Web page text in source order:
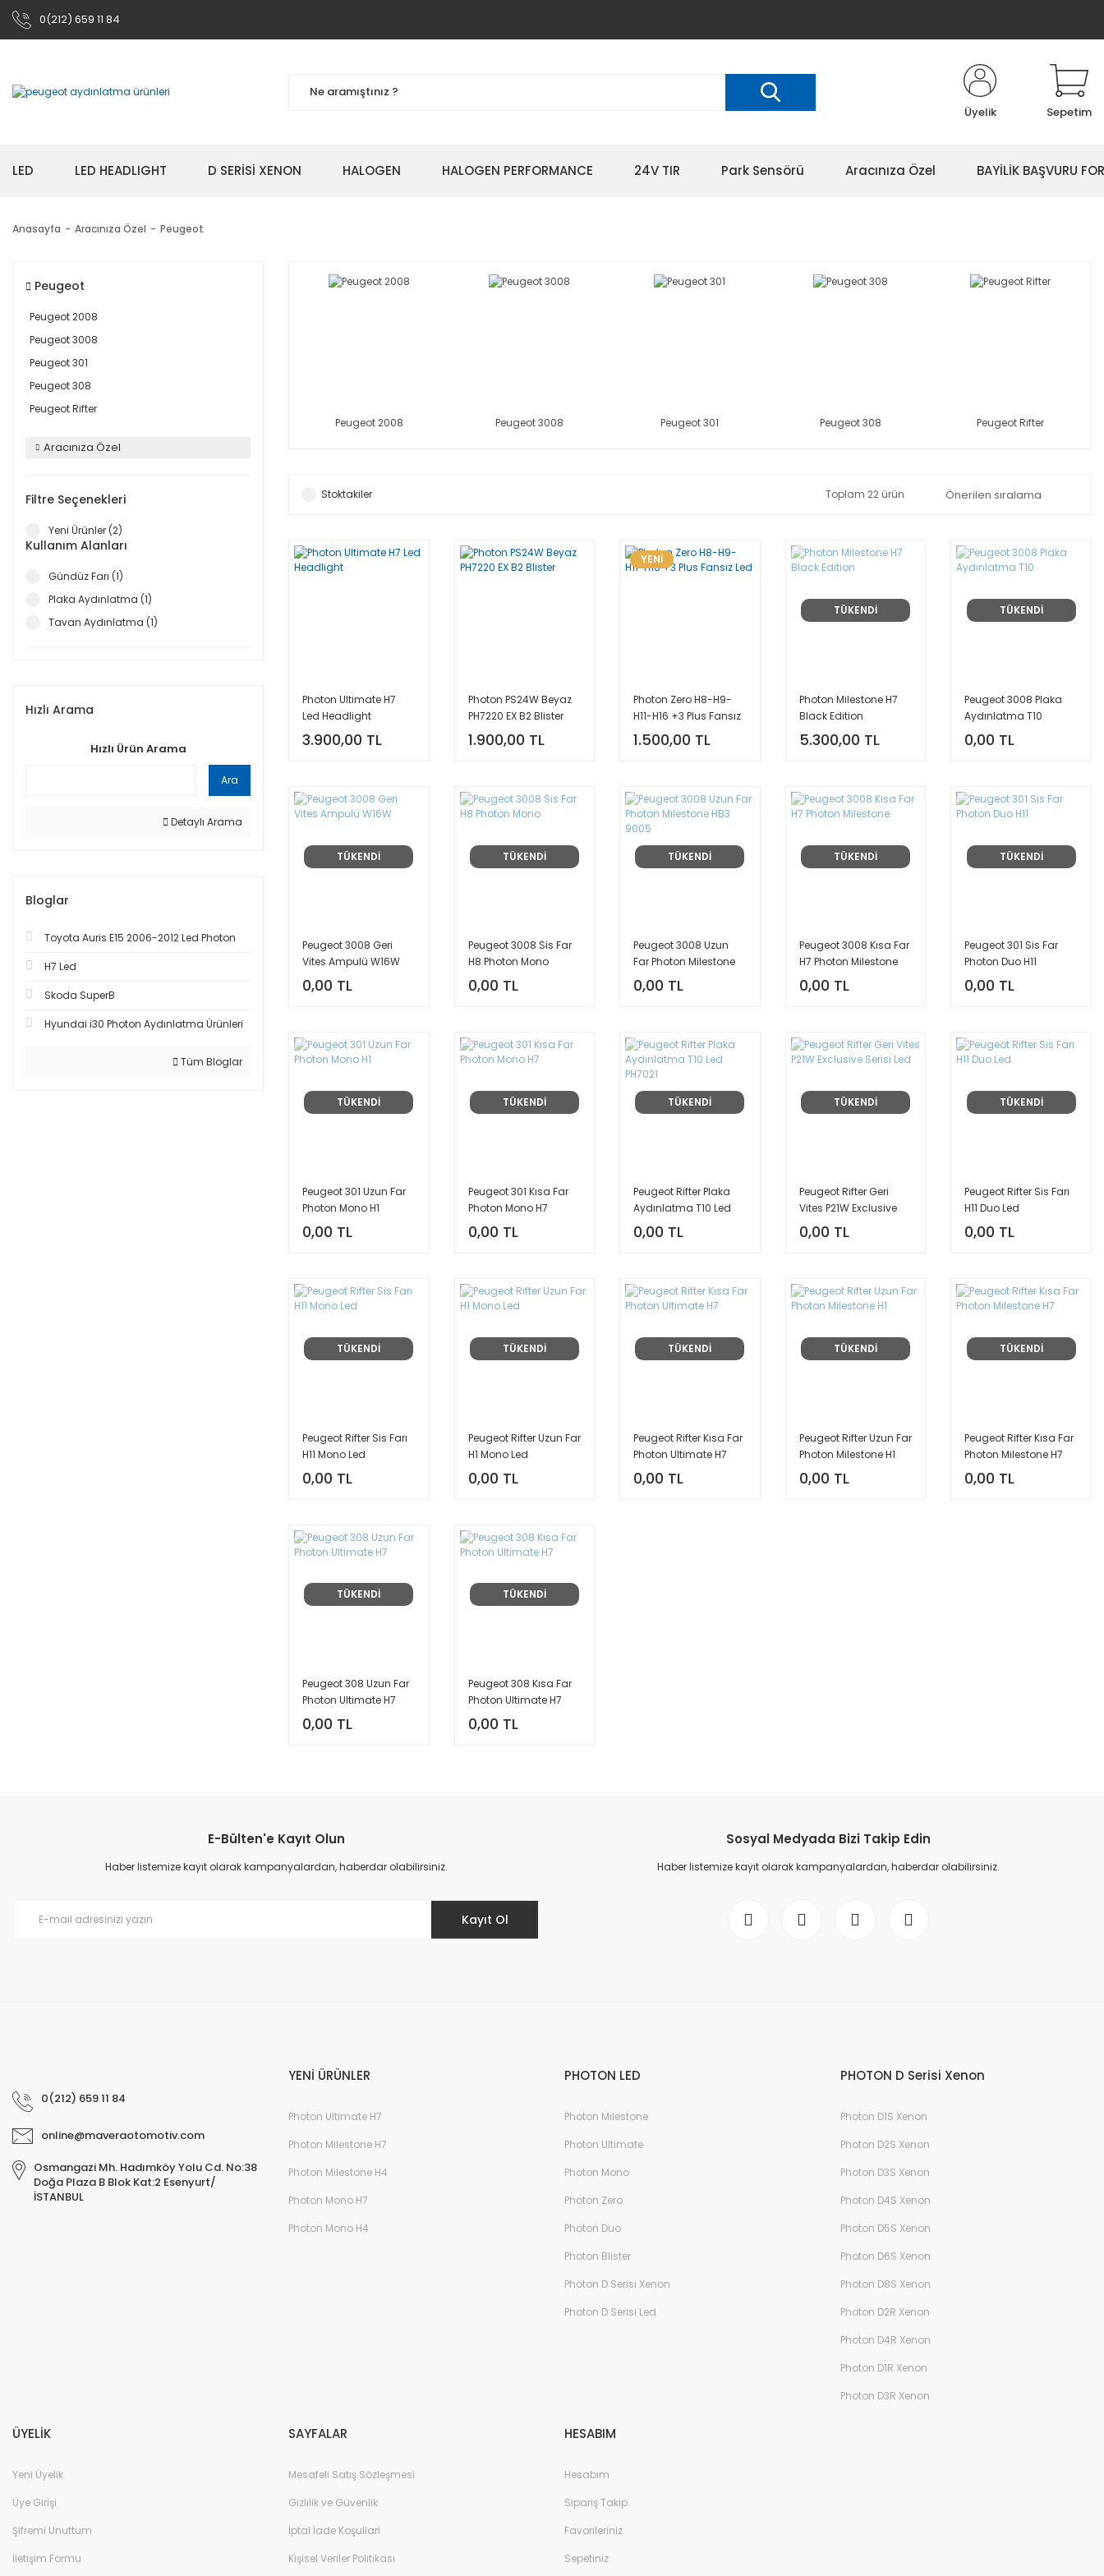
0(212) 659 11 84
Üyelik Sepetim
LED LED HEADLIGHT D SERİSİ XENON HALOGEN HALOGEN PERFORMANCE 24V TIR Park Sensörü Aracınıza Özel BAYİLİK BAŞVURU
Anasayfa Aracınıza Özel Peugeot
Peugeot
Peugeot 2008
Peugeot 3008
Peugeot 301
Peugeot 308
Peugeot Rifter
Aracınıza Özel
Filtre Seçenekleri
Yeni Ürünler (2)
Kullanım Alanları
Gündüz Farı (1)
Plaka Aydınlatma (1)
Tavan Aydınlatma (1)
Hızlı Arama
Hızlı Ürün Arama
Ara
Detaylı Arama
Bloglar
Toyota Auris E15 2006-2012 Led Photon
H7 Led
Skoda SuperB
Hyundai i30 Photon Aydınlatma Ürünleri
Tüm Bloglar
Peugeot 2008 Peugeot 3008 Peugeot 301 Peugeot 308 Peugeot Rifter
Stoktakiler Toplam 22 ürün
Photon Ultimate H7
Led Headlight
3.900,00 TL
Photon PS24W Beyaz
PH7220 EX B2 Blister
1.900,00 TL
YENİ
Photon Zero H8-H9-
H11-H16 +3 Plus Fansız
Led
1.500,00 TL
TÜKENDİ
Photon Milestone H7
Black Edition
5.300,00 TL
TÜKENDİ
Peugeot 3008 Plaka
Aydınlatma T10
0,00 TL
TÜKENDİ
Peugeot 3008 Geri
Vites Ampulü W16W
0,00 TL
TÜKENDİ
Peugeot 3008 Sis Far
H8 Photon Mono
0,00 TL
TÜKENDİ
Peugeot 3008 Uzun
Far Photon Milestone
HB3 9005
0,00 TL
TÜKENDİ
Peugeot 3008 Kısa Far
H7 Photon Milestone
0,00 TL
TÜKENDİ
Peugeot 301 Sis Far
Photon Duo H11
0,00 TL
TÜKENDİ
Peugeot 301 Uzun Far
Photon Mono H1
0,00 TL
TÜKENDİ
Peugeot 301 Kısa Far
Photon Mono H7
0,00 TL
TÜKENDİ
Peugeot Rifter Plaka
Aydınlatma T10 Led
PH7021
0,00 TL
TÜKENDİ
Peugeot Rifter Geri
Vites P21W Exclusive
Serisi Led
0,00 TL
TÜKENDİ
Peugeot Rifter Sis Farı
H11 Duo Led
0,00 TL
TÜKENDİ
Peugeot Rifter Sis Farı
H11 Mono Led
0,00 TL
TÜKENDİ
Peugeot Rifter Uzun Far
H1 Mono Led
0,00 TL
TÜKENDİ
Peugeot Rifter Kısa Far
Photon Ultimate H7
0,00 TL
TÜKENDİ
Peugeot Rifter Uzun Far
Photon Milestone H1
0,00 TL
TÜKENDİ
Peugeot Rifter Kısa Far
Photon Milestone H7
0,00 TL
TÜKENDİ
Peugeot 308 Uzun Far
Photon Ultimate H7
0,00 TL
TÜKENDİ
Peugeot 308 Kısa Far
Photon Ultimate H7
0,00 TL
E-Bülten'e Kayıt Olun
Haber listemize kayıt olarak kampanyalardan, haberdar olabilirsiniz.
Kayıt Ol
Sosyal Medyada Bizi Takip Edin
Haber listemize kayıt olarak kampanyalardan, haberdar olabilirsiniz.
0(212) 659 11 84
online@maveraotomotiv.com
Osmangazi Mh. Hadımköy Yolu Cd. No:38
Doğa Plaza B Blok Kat:2 Esenyurt/
İSTANBUL
YENİ ÜRÜNLER
Photon Ultimate H7
Photon Milestone H7
Photon Milestone H4
Photon Mono H7
Photon Mono H4
PHOTON LED
Photon Milestone
Photon Ultimate
Photon Mono
Photon Zero
Photon Duo
Photon Blister
Photon D Serisi Xenon
Photon D Serisi Led
PHOTON D Serisi Xenon
Photon D1S Xenon
Photon D2S Xenon
Photon D3S Xenon
Photon D4S Xenon
Photon D5S Xenon
Photon D6S Xenon
Photon D8S Xenon
Photon D2R Xenon
Photon D4R Xenon
Photon D1R Xenon
Photon D3R Xenon
ÜYELİK
Yeni Üyelik
Üye Girişi
Şifremi Unuttum
İletişim Formu
SAYFALAR
Mesafeli Satış Sözleşmesi
Gizlilik ve Güvenlik
İptal İade Koşullari
Kişisel Veriler Politikası
HESABIM
Hesabım
Sipariş Takip
Favorileriniz
Sepetiniz